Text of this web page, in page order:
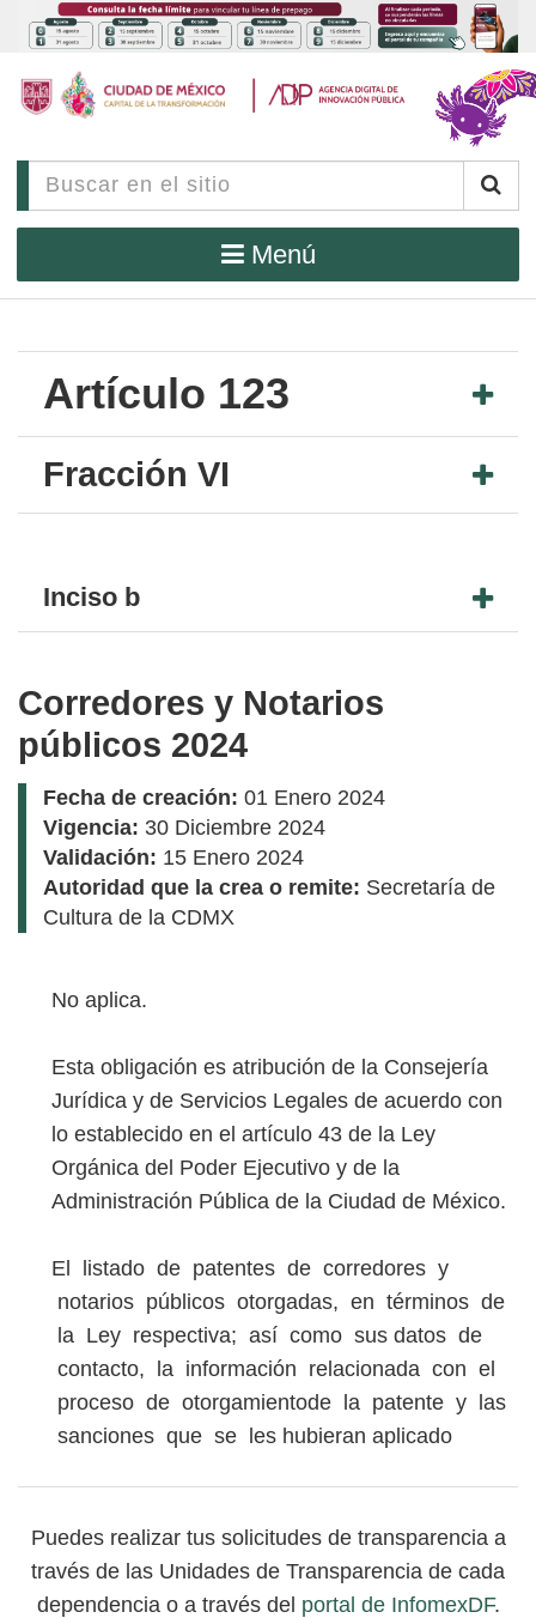
Menú
Artículo 123
Fracción VI
Inciso b
Corredores y Notarios
públicos 2024
Fecha de creación: 01 Enero 2024
Vigencia: 30 Diciembre 2024
Validación: 15 Enero 2024
Autoridad que la crea o remite: Secretaría de
Cultura de la CDMX
No aplica.
Esta obligación es atribución de la Consejería
Jurídica y de Servicios Legales de acuerdo con
lo establecido en el artículo 43 de la Ley
Orgánica del Poder Ejecutivo y de la
Administración Pública de la Ciudad de México.
El listado de patentes de corredores y
notarios públicos otorgadas, en términos de
la Ley respectiva; así como sus datos de
contacto, la información relacionada con el
proceso de otorgamientode la patente y las
sanciones que se les hubieran aplicado
Puedes realizar tus solicitudes de transparencia a
través de las Unidades de Transparencia de cada
dependencia o a través del portal de InfomexDF.